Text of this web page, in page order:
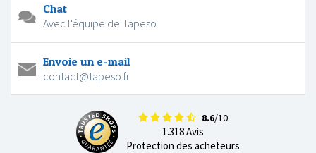
Chat
Avec l'équipe de Tapeso
Envoie un e-mail
contact@tapeso.fr
8.6/10
1.318 Avis
Protection des acheteurs